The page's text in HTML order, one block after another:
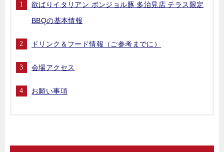
欲ばりイタリアン ボンジョル豚 多治見店 テラス限定
BBQの基本情報
ドリンク＆フード情報（ご参考までに）
会場アクセス
お願い事項